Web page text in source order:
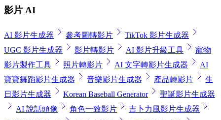
影片 AI
AI 影片生成器 參考圖轉影片
TikTok 影片生成器
UGC 影片生成器
影片轉影片 AI 影片升級工具
寵物
影片製作工具
照片轉影片 AI 文字轉影片生成器
AI
寶寶舞蹈影片生成器
音樂影片生成器 產品轉影片
生
日影片生成器
Korean Baseball Generator
聖誕影片生成器
AI 說話頭像
角色一致影片
吉卜力風影片生成器